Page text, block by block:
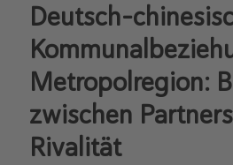
Deutsch-
Metropolregion:
zwischen
Rivalität